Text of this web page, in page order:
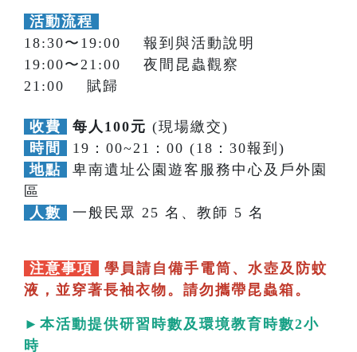
活動流程
18:30〜19:00 報到與活動說明
19:00〜21:00 夜間昆蟲觀察
21:00 賦歸
收費 每人100元 (現場繳交)
時間
19：00~21：00 (18：30報到)
地點
卑南遺址公園遊客服務中心及戶外園
區
人數
一般民眾 25 名、教師 5 名
注意事項
學員請自備手電筒、水壺及防蚊
液，並穿著長袖衣物。請勿攜帶昆蟲箱。
►本活動提供研習時數及環境教育時數2小
時